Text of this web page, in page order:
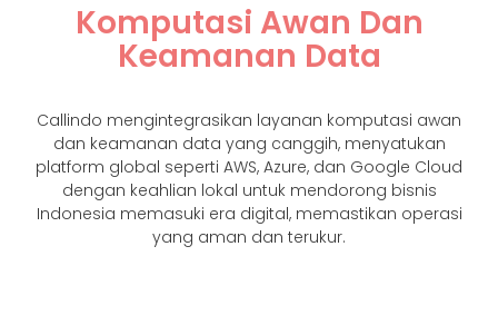
Komputasi Awan Dan
Keamanan Data
Callindo mengintegrasikan layanan komputasi awan
dan keamanan data yang canggih, menyatukan
platform global seperti AWS, Azure, dan Google Cloud
dengan keahlian lokal untuk mendorong bisnis
Indonesia memasuki era digital, memastikan operasi
yang aman dan terukur.